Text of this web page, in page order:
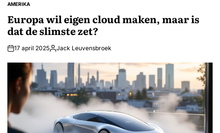
GEPLAATST
AMERIKA
Europa wil eigen cloud maken, maar is
dat de slimste zet?
17 april 2025Geplaatst
Jack Leuvensbroek